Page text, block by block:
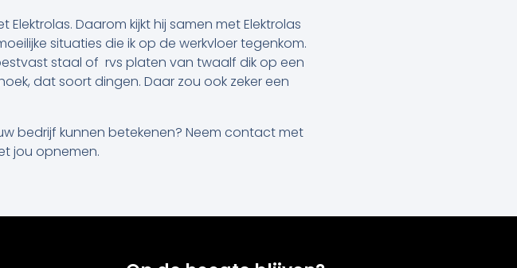
Daarom kijkt hij samen met Elektrolas
situaties die ik op de werkvloer tegenkom.
staal of rvs platen van twaalf dik op een
dat soort dingen. Daar zou ook zeker een
bedrijf kunnen betekenen? Neem contact met
jou opnemen.